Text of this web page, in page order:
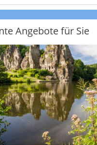
Angebote für Sie